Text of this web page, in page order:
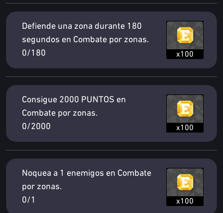
Defiende una zona durante 180
segundos en Combate por zonas.
0/180
x100
Consigue 2000 PUNTOS en
Combate por zonas.
0/2000
x100
Noquea a 1 enemigos en Combate
por zonas.
0/1
x100